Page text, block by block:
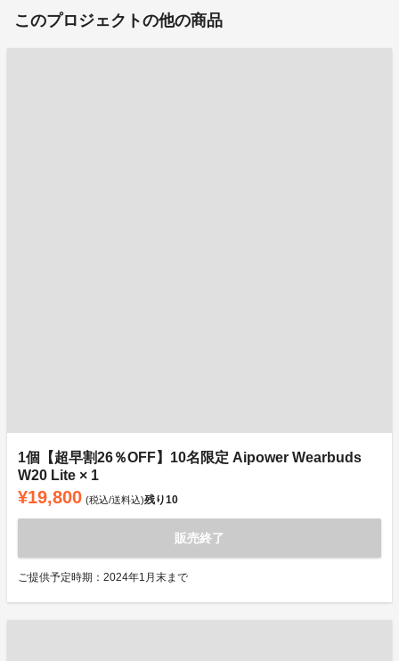
このプロジェクトの他の商品
1個【超早割26％OFF】10名限定 Aipower Wearbuds
W20 Lite × 1
¥19,800 (税込/送料込)残り10
販売終了
ご提供予定時期：2024年1月末まで